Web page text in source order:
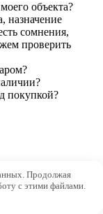
объекта?
назначение
сомнения,
проверить
покупкой?
Продолжая
с этими файлами.